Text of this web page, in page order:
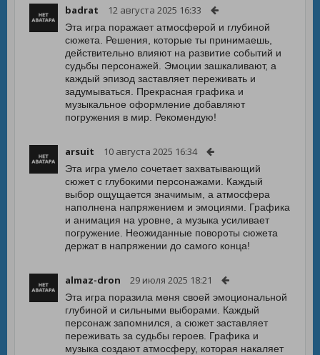
badrat 12 августа 2025 16:33
Эта игра поражает атмосферой и глубиной
сюжета. Решения, которые ты принимаешь,
действительно влияют на развитие событий и
судьбы персонажей. Эмоции зашкаливают, а
каждый эпизод заставляет переживать и
задумываться. Прекрасная графика и
музыкальное оформление добавляют
погружения в мир. Рекомендую!
arsuit 10 августа 2025 16:34
Эта игра умело сочетает захватывающий
сюжет с глубокими персонажами. Каждый
выбор ощущается значимым, а атмосфера
наполнена напряжением и эмоциями. Графика
и анимация на уровне, а музыка усиливает
погружение. Неожиданные повороты сюжета
держат в напряжении до самого конца!
almaz-dron 29 июля 2025 18:21
Эта игра поразила меня своей эмоциональной
глубиной и сильными выборами. Каждый
персонаж запомнился, а сюжет заставляет
переживать за судьбы героев. Графика и
музыка создают атмосферу, которая накаляет